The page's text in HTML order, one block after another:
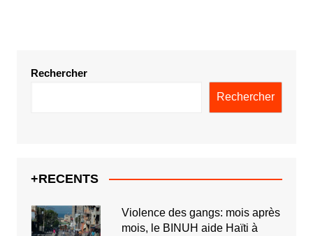
Rechercher
Rechercher
+RECENTS
Violence des gangs: mois après
mois, le BINUH aide Haïti à